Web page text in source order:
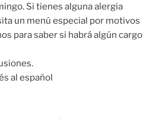
Si tienes alguna alergia
un menú especial por motivos
para saber si habrá algún cargo
al español